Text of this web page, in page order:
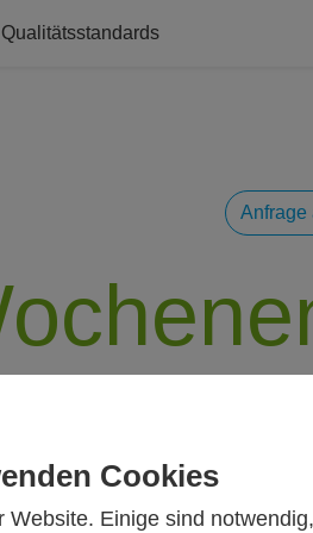
Cookies
Einige sind notwendig,
Qualitätsstandards
Anfrage